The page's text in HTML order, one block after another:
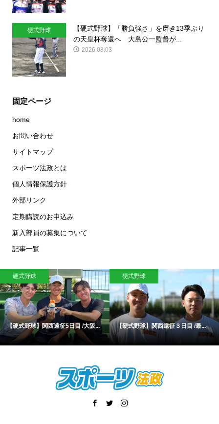
硬式野球
【硬式野球】「勝負強さ」を磨き13季ぶり
の天皇杯奪還へ 大島公一監督が...
2026.08.03
固定ページ
home
お問い合わせ
サイトマップ
スポーツ法政とは
個人情報保護方針
外部リンク
定期購読のお申込み
新入部員の募集について
記事一覧
硬式野球
【硬式野球】関西遠征5日目 /大阪...
硬式野球
【硬式野球】関西遠征３日目 /最...